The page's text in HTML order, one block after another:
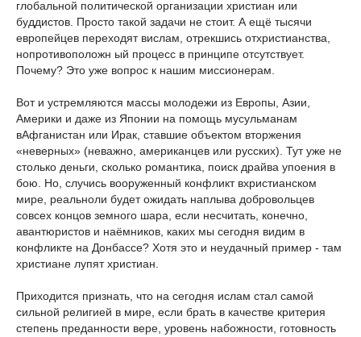
глобальной политической организации христиан или
буддистов. Просто такой задачи не стоит. А ещё тысячи
европейцев переходят вислам, отрекшись отхристианства,
нопротивоположн ый процесс в принципе отсутствует.
Почему? Это уже вопрос к нашим миссионерам.
Вот и устремляются массы молодежи из Европы, Азии,
Америки и даже из Японии на помощь мусульманам
вАфганистан или Ирак, ставшие объектом вторжения
«неверных» (неважно, американцев или русских). Тут уже не
столько деньги, сколько романтика, поиск драйва упоения в
бою. Но, случись вооруженный конфликт вхристианском
мире, реальноли будет ожидать наплыва добровольцев
совсех концов земного шара, если несчитать, конечно,
авантюристов и наёмников, каких мы сегодня видим в
конфликте на Донбассе? Хотя это и неудачный пример - там
христиане лупят христиан.
Приходится признать, что на сегодня ислам стал самой
сильной религией в мире, если брать в качестве критерия
степень преданности вере, уровень набожности, готовность